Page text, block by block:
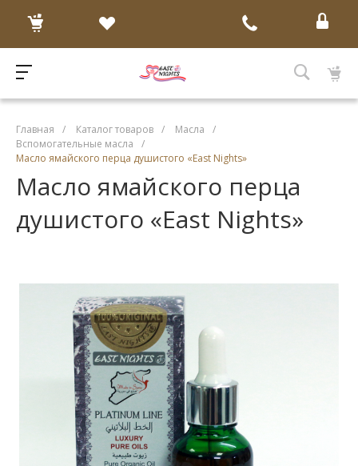
Главная / Каталог товаров / Масла
/
Вспомогательные масла
/
Масло ямайского перца душистого «East Nights»
Масло ямайского перца
душистого «East Nights»